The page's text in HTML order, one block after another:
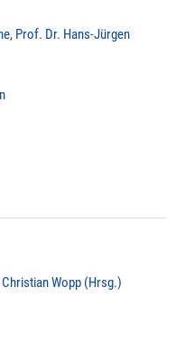
Prof. Dr. Hans-Jürgen
Wopp (Hrsg.)